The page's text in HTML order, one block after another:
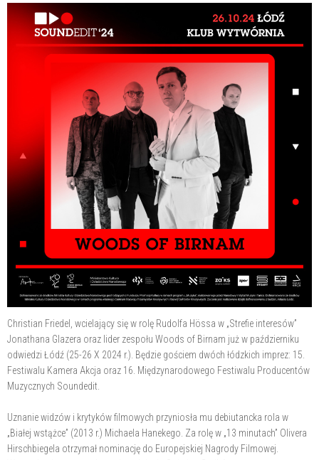
Christian Friedel, wcielający się w rolę Rudolfa Hössa w „Strefie interesów”
Jonathana Glazera oraz lider zespołu Woods of Birnam już w październiku
odwiedzi Łódź (25-26 X 2024 r.). Będzie gościem dwóch łódzkich imprez: 15.
Festiwalu Kamera Akcja oraz 16. Międzynarodowego Festiwalu Producentów
Muzycznych Soundedit.
Uznanie widzów i krytyków filmowych przyniosła mu debiutancka rola w
„Białej wstążce” (2013 r.) Michaela Hanekego. Za rolę w „13 minutach” Olivera
Hirschbiegela otrzymał nominację do Europejskiej Nagrody Filmowej.